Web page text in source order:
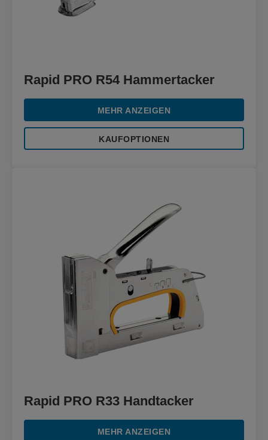
Rapid PRO R54 Hammertacker
MEHR ANZEIGEN
KAUFOPTIONEN
Rapid PRO R33 Handtacker
MEHR ANZEIGEN